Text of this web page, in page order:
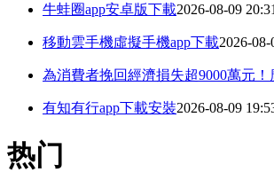
牛蛙圈app安卓版下載2026-08-09 20:31
移動雲手機虛擬手機app下載2026-
為消費者挽回經濟損失超9000萬元
有知有行app下載安裝2026-08-09
热门